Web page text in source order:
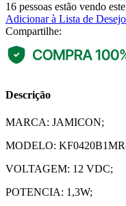
16 pessoas estão vendo
Adicionar à Lista de
Compartilhe:
Descrição
MARCA: JAMICON;
MODELO:
VOLTAGEM: 12 VDC;
POTENCIA: 1,3W;